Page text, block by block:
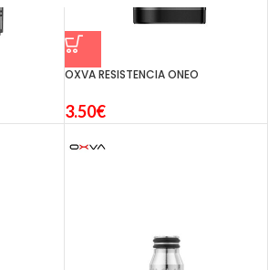
OXVA RESISTENCIA ONEO
3.50€